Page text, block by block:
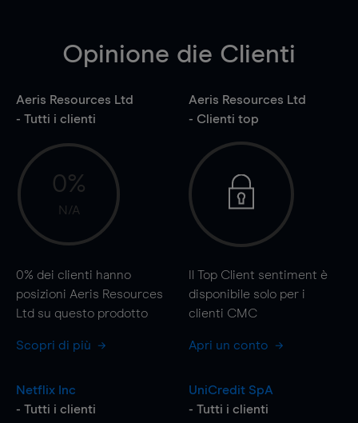
Opinione die Clienti
Aeris Resources Ltd
- Tutti i clienti
0%
N/A
0% dei clienti hanno
posizioni Aeris Resources
Ltd su questo prodotto
Scopri di più
Aeris Resources Ltd
- Clienti top
Il Top Client sentiment è
disponibile solo per i
clienti CMC
Apri un conto
Netflix Inc
- Tutti i clienti
UniCredit SpA
- Tutti i clienti